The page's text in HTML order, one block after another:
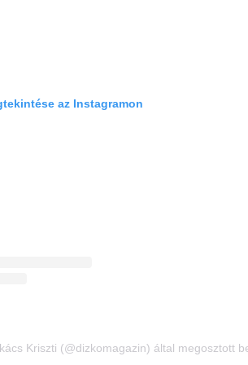
az Instagramon
Kriszti (@dizkomagazin) által megosztott